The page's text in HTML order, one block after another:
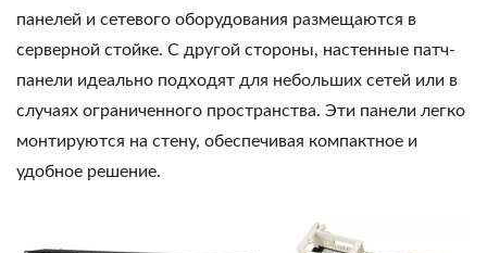
панелей и сетевого оборудования размещаются в
серверной стойке. С другой стороны, настенные патч-
панели идеально подходят для небольших сетей или в
случаях ограниченного пространства. Эти панели легко
монтируются на стену, обеспечивая компактное и
удобное решение.